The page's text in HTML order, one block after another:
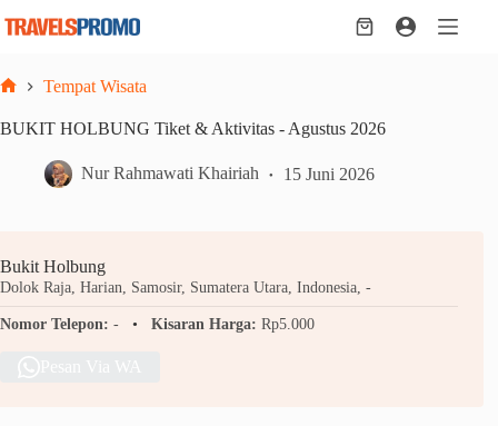
Shopping
Tempat Wisata
BUKIT HOLBUNG Tiket & Aktivitas - Agustus 2026
Nur Rahmawati Khairiah 15 Juni 2026
Bukit Holbung
Dolok Raja, Harian, Samosir, Sumatera Utara, Indonesia, -
Nomor Telepon: - Kisaran Harga: Rp5.000